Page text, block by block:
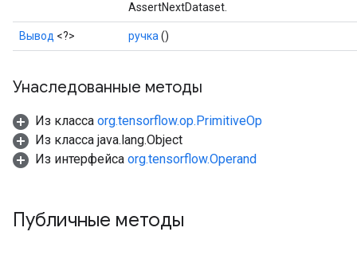
AssertNextDataset.
Вывод <?> ручка ()
Унаследованные методы
Из класса org.tensorflow.op.PrimitiveOp
Из класса java.lang.Object
Из интерфейса org.tensorflow.Operand
Публичные методы